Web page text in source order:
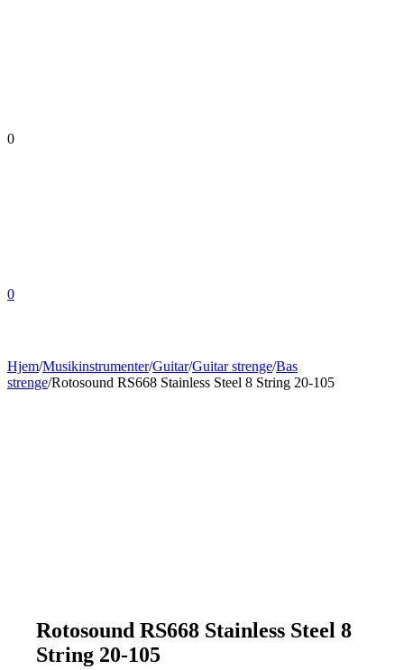
0
0
Hjem/Musikinstrumenter/Guitar/Guitar strenge/Bas
strenge/Rotosound RS668 Stainless Steel 8 String 20-105
Rotosound RS668 Stainless Steel 8
String 20-105